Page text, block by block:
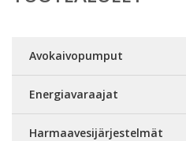
Avokaivopumput
Energiavaraajat
Harmaavesijärjestelmät